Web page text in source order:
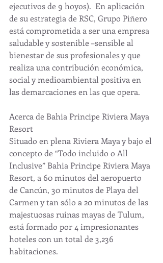
ejecutivos de 9 hoyos).  En aplicación
de su estrategia de RSC, Grupo Piñero
está comprometida a ser una empresa
saludable y sostenible –sensible al
bienestar de sus profesionales y que
realiza una contribución económica,
social y medioambiental positiva en
las demarcaciones en las que opera.
Acerca de Bahia Principe Riviera Maya
Resort
Situado en plena Riviera Maya y bajo el
concepto de “Todo incluido o All
Inclusive” Bahia Principe Riviera Maya
Resort, a 60 minutos del aeropuerto
de Cancún, 30 minutos de Playa del
Carmen y tan sólo a 20 minutos de las
majestuosas ruinas mayas de Tulum,
está formado por 4 impresionantes
hoteles con un total de 3,236
habitaciones.